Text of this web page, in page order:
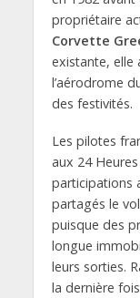
propriétaire
Corvette
existante, elle
l’aérodrome
des festivités.
Les pilotes
aux 24
participations
partagés le
puisque des
longue
leurs sorties.
la dernière